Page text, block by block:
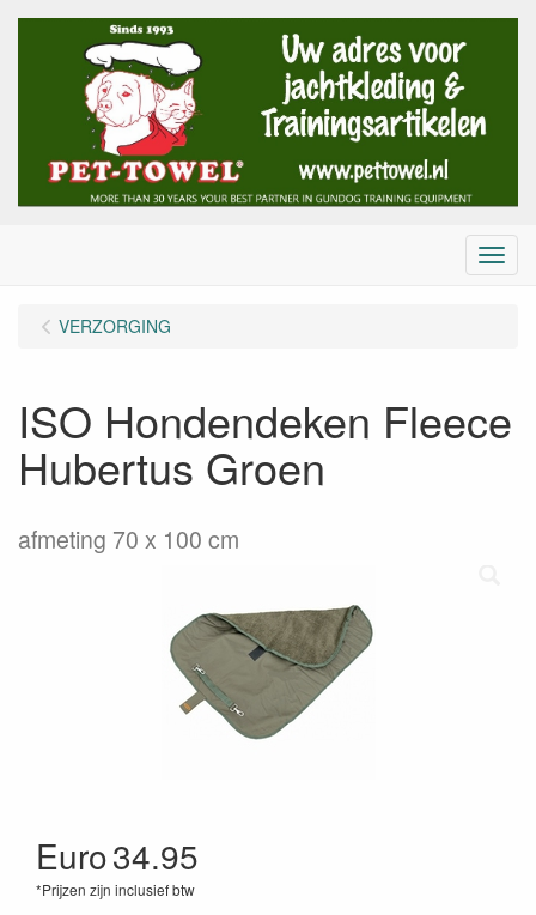
Menu
VERZORGING
ISO Hondendeken Fleece
Hubertus Groen
afmeting 70 x 100 cm
Euro34.95
*Prijzen zijn inclusief btw